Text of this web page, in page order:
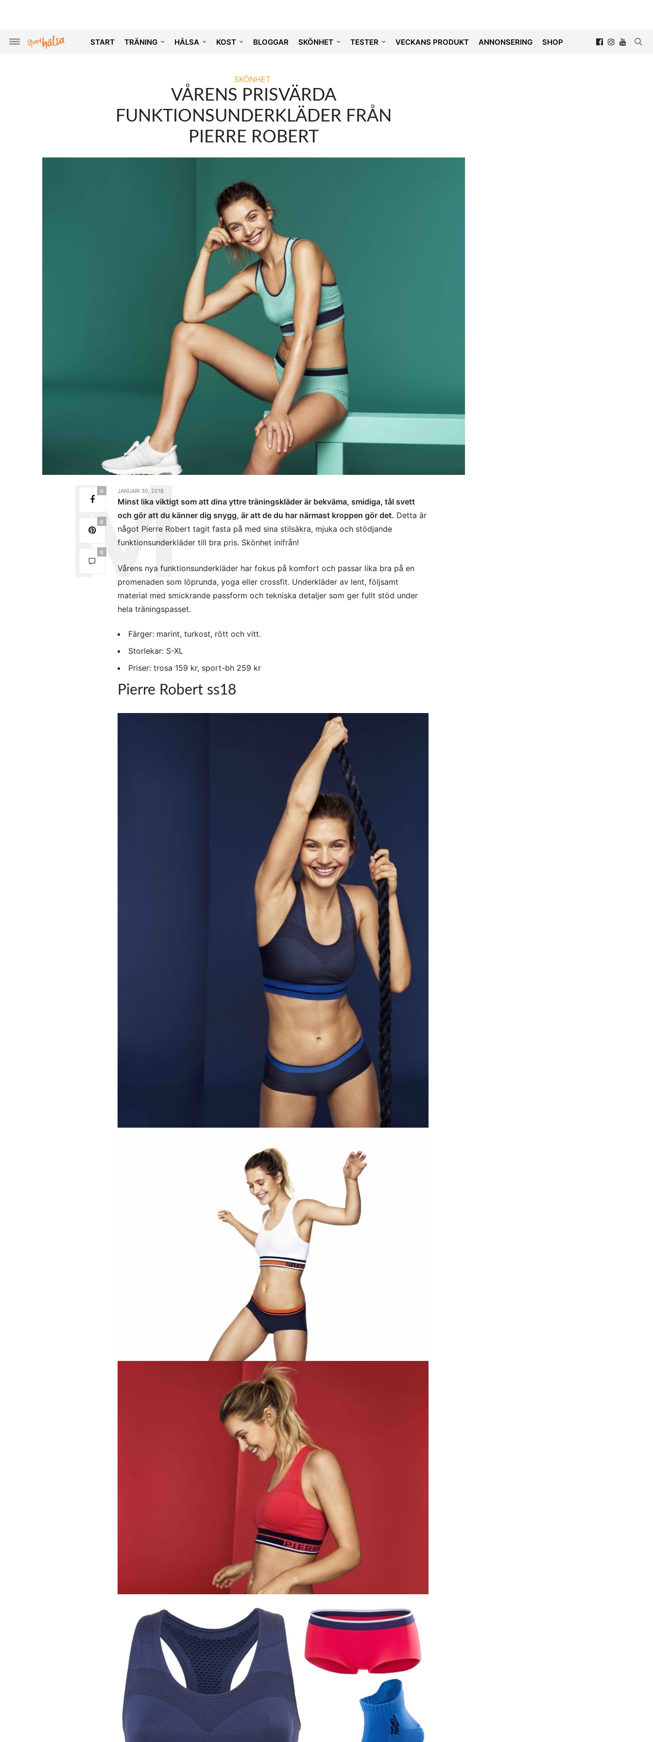
START TRÄNING HÄLSA KOST BLOGGAR SKÖNHET TESTER VECKANS PRODUKT ANNONSERING SHOP
SKÖNHET
VÅRENS PRISVÄRDA
FUNKTIONSUNDERKLÄDER FRÅN
PIERRE ROBERT
0
0
0
JANUARI 30, 2018
Minst lika viktigt som att dina yttre träningskläder är bekväma, smidiga, tål svett
och gör att du känner dig snygg, är att de du har närmast kroppen gör det. Detta är
något Pierre Robert tagit fasta på med sina stilsäkra, mjuka och stödjande
funktionsunderkläder till bra pris. Skönhet inifrån!
Vårens nya funktionsunderkläder har fokus på komfort och passar lika bra på en
promenaden som löprunda, yoga eller crossfit. Underkläder av lent, följsamt
material med smickrande passform och tekniska detaljer som ger fullt stöd under
hela träningspasset.
Färger: marint, turkost, rött och vitt.
Storlekar: S-XL
Priser: trosa 159 kr, sport-bh 259 kr
Pierre Robert ss18